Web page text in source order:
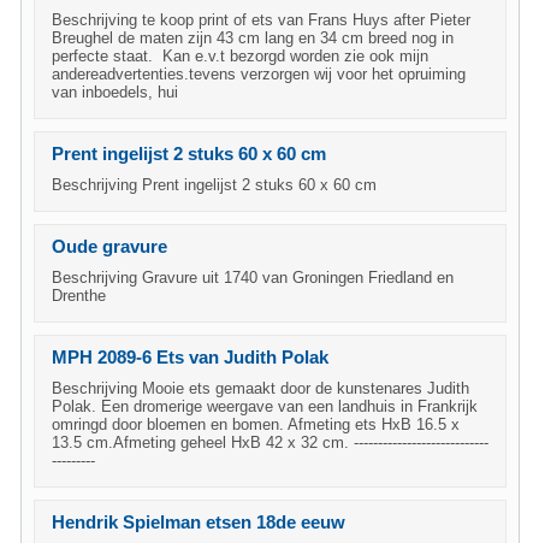
Beschrijving te koop print of ets van Frans Huys after Pieter
Breughel de maten zijn 43 cm lang en 34 cm breed nog in
perfecte staat. Kan e.v.t bezorgd worden zie ook mijn
andereadvertenties.tevens verzorgen wij voor het opruiming
van inboedels, hui
Prent ingelijst 2 stuks 60 x 60 cm
Beschrijving Prent ingelijst 2 stuks 60 x 60 cm
Oude gravure
Beschrijving Gravure uit 1740 van Groningen Friedland en
Drenthe
MPH 2089-6 Ets van Judith Polak
Beschrijving Mooie ets gemaakt door de kunstenares Judith
Polak. Een dromerige weergave van een landhuis in Frankrijk
omringd door bloemen en bomen. Afmeting ets HxB 16.5 x
13.5 cm.Afmeting geheel HxB 42 x 32 cm. ----------------------------
---------
Hendrik Spielman etsen 18de eeuw